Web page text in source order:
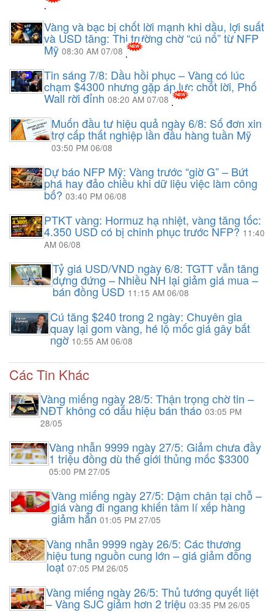
Vàng và bạc bị chốt lời mạnh khi dầu, lợi suất
và USD tăng: Thị trường chờ “cú nổ” từ NFP
Mỹ 08:30 AM 07/08
Tin sáng 7/8: Dầu hồi phục – Vàng có lúc
chạm $4300 nhưng gặp áp lực chốt lời, Phố
Wall rời đỉnh 08:20 AM 07/08
Muốn đầu tư hiệu quả ngày 6/8: Số đơn xin
trợ cấp thất nghiệp lần đầu hàng tuần Mỹ
03:50 PM 06/08
Dự báo NFP Mỹ: Vàng trước “giờ G” – Bứt
phá hay đảo chiều khi dữ liệu việc làm công
bố? 03:40 PM 06/08
PTKT vàng: Hormuz hạ nhiệt, vàng tăng tốc:
4.350 USD có bị chinh phục trước NFP? 11:40
AM 06/08
Tỷ giá USD/VND ngày 6/8: TGTT vẫn tăng
dựng đứng – Nhiều NH lại giảm giá mua –
bán đồng USD 11:15 AM 06/08
Cú tăng $240 trong 2 ngày: Chuyên gia
quay lại gom vàng, hé lộ mốc giá gây bất
ngờ10:55 AM 06/08
Các Tin Khác
Vàng miếng ngày 28/5: Thận trọng chờ tin –
NĐT không có dấu hiệu bán tháo03:05 PM
28/05
Vàng nhẫn 9999 ngày 27/5: Giảm chưa đầy
1 triệu đồng dù thế giới thủng mốc $3300
05:00 PM 27/05
Vàng miếng ngày 27/5: Dậm chân tại chỗ –
giá vàng đi ngang khiến tâm lí xếp hàng
giảm hẳn01:05 PM 27/05
Vàng nhẫn 9999 ngày 26/5: Các thương
hiệu tung nguồn cung lớn – giá giảm đồng
loạt07:05 PM 26/05
Vàng miếng ngày 26/5: Thủ tướng quyết liệt
– Vàng SJC giảm hơn 2 triệu 03:35 PM 26/05